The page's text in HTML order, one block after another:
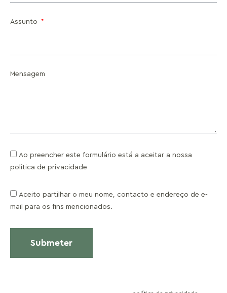
Assunto
Mensagem
Ao preencher este formulário está a aceitar a nossa
política de privacidade
Aceito partilhar o meu nome, contacto e endereço de e-
mail para os fins mencionados.
Submeter